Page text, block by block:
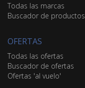
Todas las marcas
Buscador de productos
OFERTAS
Todas las ofertas
Buscador de ofertas
Ofertas 'al vuelo'